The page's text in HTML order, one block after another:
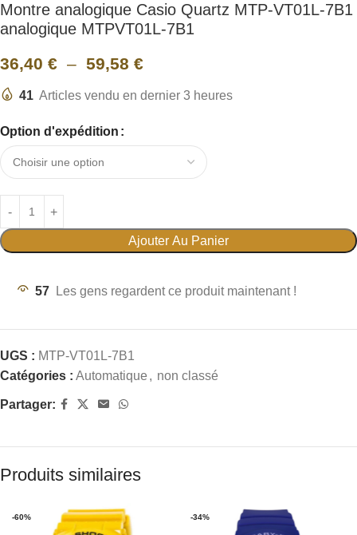
Montre analogique Casio Quartz MTP-VT01L-7B1
analogique MTPVT01L-7B1
36,40 € – 59,58 €
41 Articles vendu en dernier 3 heures
Option d'expédition
Ajouter Au Panier
57 Les gens regardent ce produit maintenant !
UGS : MTP-VT01L-7B1
Catégories : Automatique , non classé
Partager:
Produits similaires
-60% -34%